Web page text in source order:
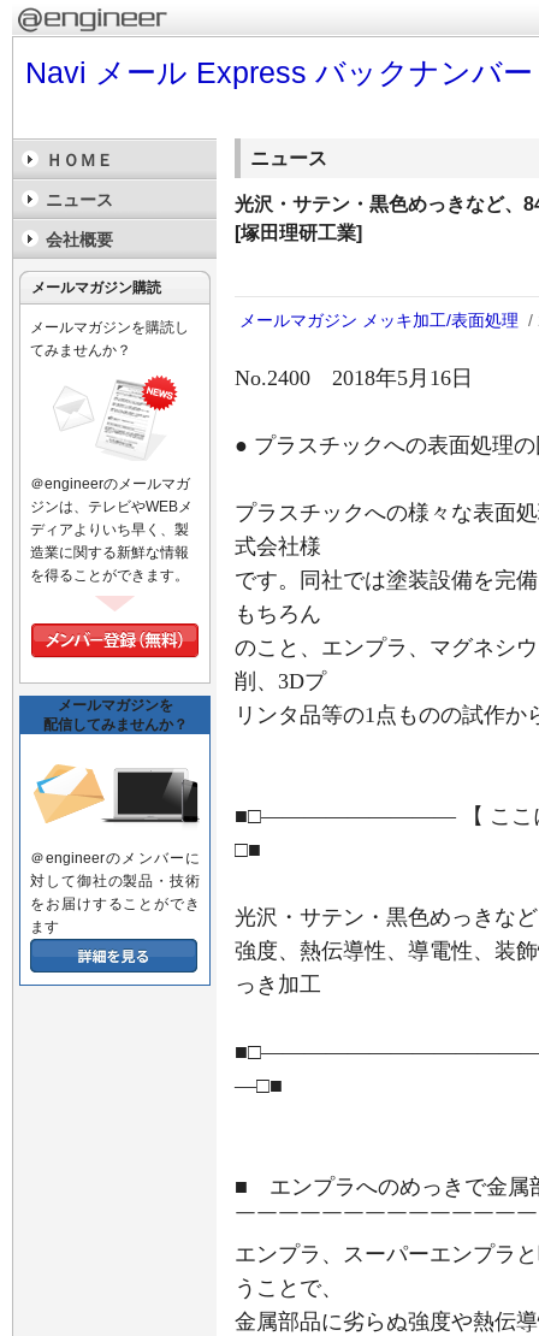
Navi メール Express バックナンバー
ニュース
光沢・サテン・黒色めっきなど、
[塚田理研工業]
メールマガジン メッキ加工/表面処理 /
No.2400 2018年5月16日
● プラスチックへの表面処理
プラスチックへの様々な表面
式会社様
です。同社では塗装設備を完
もちろん
のこと、エンプラ、マグネシ
削、3Dプ
リンタ品等の1点ものの試作
■□――――――――― 【 ここ
□■
光沢・サテン・黒色めっきな
強度、熱伝導性、導電性、装
っき加工
―□■
■ エンプラへのめっきで金属
￣￣￣￣￣￣￣￣￣￣￣￣￣
エンプラ、スーパーエンプラ
うことで、
金属部品に劣らぬ強度や熱伝
ＨＯＭＥ
ニュース
会社概要
メールマガジン購読
メールマガジンを購読し
てみませんか？
＠engineerのメールマガ
ジンは、テレビやWEBメ
ディアよりいち早く、製
造業に関する新鮮な情報
を得ることができます。
メールマガジンを
配信してみませんか？
＠engineerのメンバーに
対して御社の製品・技術
をお届けすることができ
ます